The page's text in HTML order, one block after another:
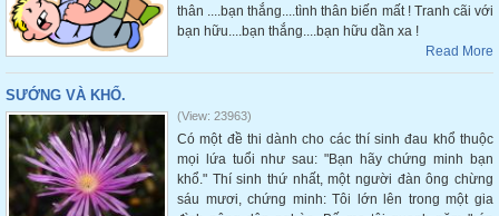
thân ....bạn thắng....tình thân biến mất ! Tranh cãi với
bạn hữu....bạn thắng....bạn hữu dần xa !
Read More
SƯỚNG VÀ KHỔ.
(View: 23963)
Có một đề thi dành cho các thí sinh đau khổ thuộc
mọi lứa tuổi như sau: "Bạn hãy chứng minh bạn
khổ." Thí sinh thứ nhất, một người đàn ông chừng
sáu mươi, chứng minh: Tôi lớn lên trong một gia